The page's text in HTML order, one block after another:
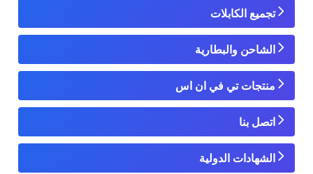
تجميع الكابلات
الشاحن والبطارية
منتجات تي في ان اس
اتصل بنا
الشهادات الدولية